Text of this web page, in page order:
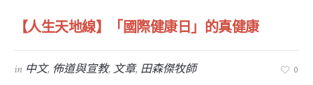
【人生天地線】「國際健康日」的真健康
in 中文, 佈道與宣教,文章, 田森傑牧師 0